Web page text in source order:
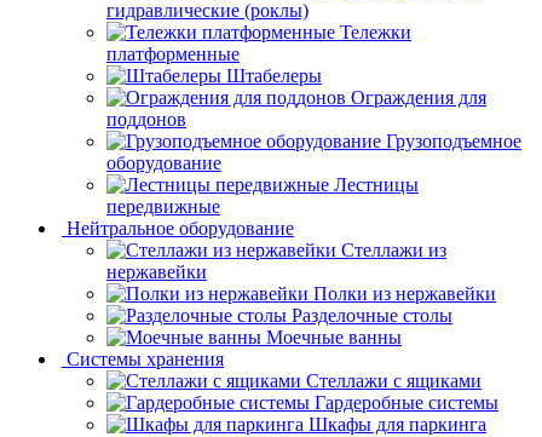
гидравлические (роклы)
Тележки
платформенные
Штабелеры
Ограждения для
поддонов
Грузоподъемное
оборудование
Лестницы
передвижные
Нейтральное оборудование
Стеллажи из
нержавейки
Полки из нержавейки
Разделочные столы
Моечные ванны
Системы хранения
Стеллажи с ящиками
Гардеробные системы
Шкафы для паркинга